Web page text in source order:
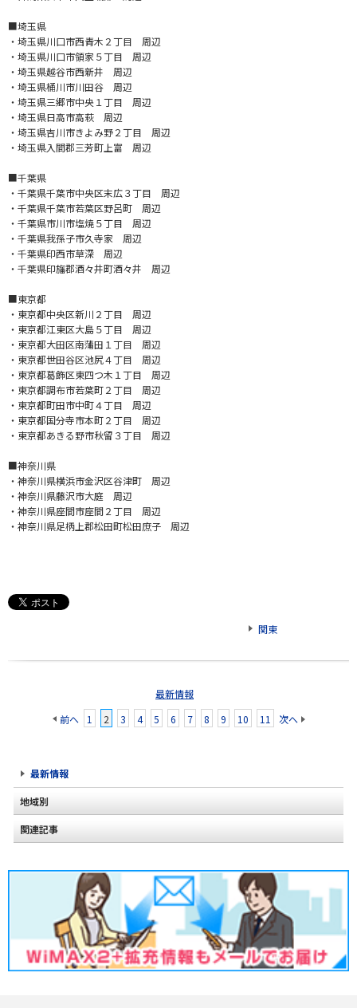
■埼玉県
・埼玉県川口市西青木２丁目 周辺
・埼玉県川口市領家５丁目 周辺
・埼玉県越谷市西新井 周辺
・埼玉県桶川市川田谷 周辺
・埼玉県三郷市中央１丁目 周辺
・埼玉県日高市高萩 周辺
・埼玉県吉川市きよみ野２丁目 周辺
・埼玉県入間郡三芳町上富 周辺
■千葉県
・千葉県千葉市中央区末広３丁目 周辺
・千葉県千葉市若葉区野呂町 周辺
・千葉県市川市塩焼５丁目 周辺
・千葉県我孫子市久寺家 周辺
・千葉県印西市草深 周辺
・千葉県印旛郡酒々井町酒々井 周辺
■東京都
・東京都中央区新川２丁目 周辺
・東京都江東区大島５丁目 周辺
・東京都大田区南蒲田１丁目 周辺
・東京都世田谷区池尻４丁目 周辺
・東京都葛飾区東四つ木１丁目 周辺
・東京都調布市若葉町２丁目 周辺
・東京都町田市中町４丁目 周辺
・東京都国分寺市本町２丁目 周辺
・東京都あきる野市秋留３丁目 周辺
■神奈川県
・神奈川県横浜市金沢区谷津町 周辺
・神奈川県藤沢市大庭 周辺
・神奈川県座間市座間２丁目 周辺
・神奈川県足柄上郡松田町松田庶子 周辺
関東
最新情報
前へ
1 2 3 4 5 6 7 8 9 10 11 次へ
最新情報
地域別
北海道
甲信越
北陸
関連記事